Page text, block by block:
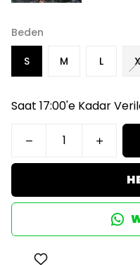
Beden
S M L
Saat 17:00'e Kadar